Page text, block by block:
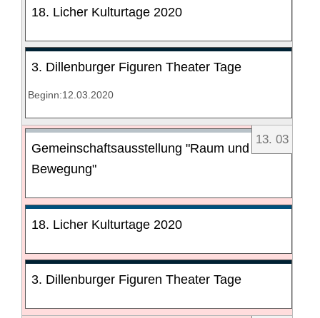
18. Licher Kulturtage 2020
3. Dillenburger Figuren Theater Tage
Beginn:12.03.2020
13. 03
Gemeinschaftsausstellung "Raum und
Bewegung"
18. Licher Kulturtage 2020
3. Dillenburger Figuren Theater Tage